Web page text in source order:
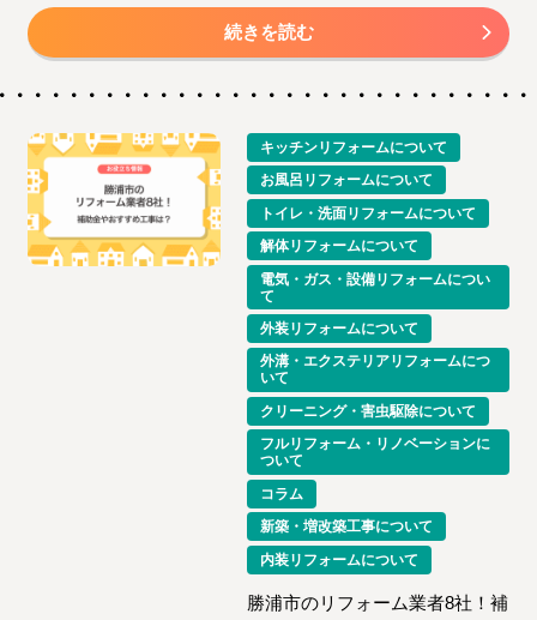
続きを読む
キッチンリフォームについて
お風呂リフォームについて
トイレ・洗面リフォームについて
解体リフォームについて
電気・ガス・設備リフォームについ
て
外装リフォームについて
外溝・エクステリアリフォームにつ
いて
クリーニング・害虫駆除について
フルリフォーム・リノベーションに
ついて
コラム
新築・増改築工事について
内装リフォームについて
勝浦市のリフォーム業者8社！補